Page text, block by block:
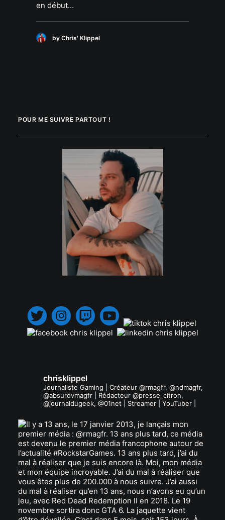
en début…
by Chris' Klippel
POUR ME SUIVRE PARTOUT !
chrisklippel
Journaliste Gaming | Créateur @rmagfr, @ndmagfr,
@absurdvmagfr | Rédacteur @presse_citron,
@journaldugeek, @01net | Streamer | YouTuber |